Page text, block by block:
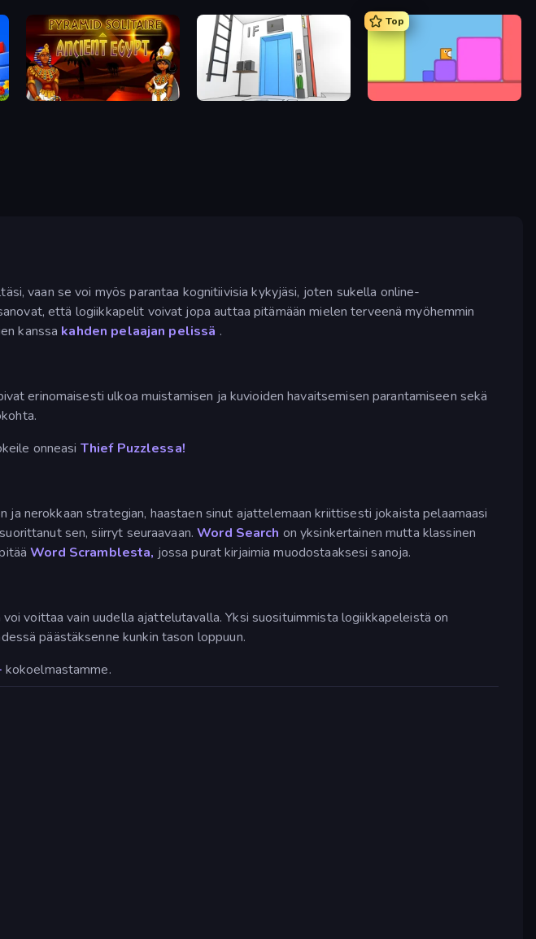
Pyramid Solitaire Ancient Egypt Elevator Room Escape
Top
vaan se voi myös parantaa kognitiivisia kykyjäsi, joten sukella online-
että logiikkapelit voivat jopa auttaa pitämään mielen terveenä myöhemmin
kanssa kahden pelaajan pelissä .
erinomaisesti ulkoa muistamisen ja kuvioiden havaitsemisen parantamiseen sekä
onneasi Thief Puzzlessa!
nerokkaan strategian, haastaen sinut ajattelemaan kriittisesti jokaista pelaamaasi
sen, siirryt seuraavaan.Word Search on yksinkertainen mutta klassinen
Word Scramblesta, jossa purat kirjaimia muodostaaksesi sanoja.
voittaa vain uudella ajattelutavalla. Yksi suosituimmista logiikkapeleistä on
päästäksenne kunkin tason loppuun.
kokoelmastamme.